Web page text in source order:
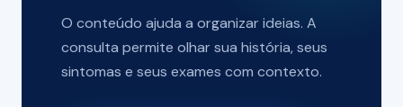
O conteúdo ajuda a organizar ideias. A
consulta permite olhar sua história, seus
sintomas e seus exames com contexto.